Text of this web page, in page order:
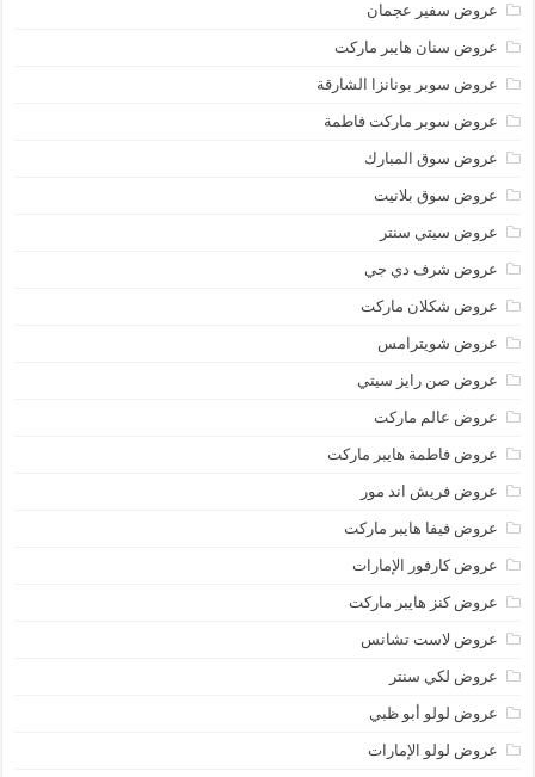
عروض سفير عجمان
عروض سنان هايبر ماركت
عروض سوبر بونانزا الشارقة
عروض سوبر ماركت فاطمة
عروض سوق المبارك
عروض سوق بلانيت
عروض سيتي سنتر
عروض شرف دي جي
عروض شكلان ماركت
عروض شويترامس
عروض صن رايز سيتي
عروض عالم ماركت
عروض فاطمة هايبر ماركت
عروض فريش اند مور
عروض فيفا هايبر ماركت
عروض كارفور الإمارات
عروض كنز هايبر ماركت
عروض لاست تشانس
عروض لكي سنتر
عروض لولو أبو ظبي
عروض لولو الإمارات